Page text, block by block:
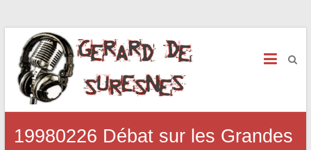
19980226 Débat sur les Grandes